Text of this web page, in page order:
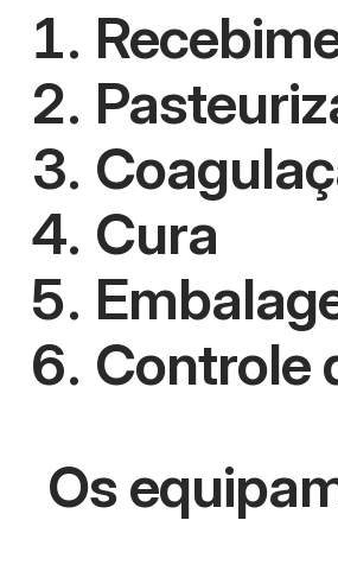
Cura
Controle
Os